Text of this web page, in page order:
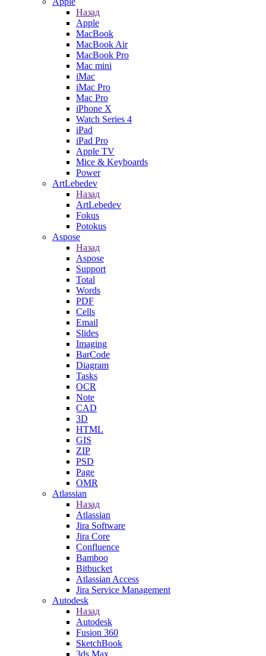
Назад
Apple
MacBook
MacBook Air
MacBook Pro
Mac mini
iMac
iMac Pro
Mac Pro
iPhone X
Watch Series 4
iPad
iPad Pro
Apple TV
Mice & Keyboards
Power
ArtLebedev
Назад
ArtLebedev
Fokus
Potokus
Aspose
Назад
Aspose
Support
Total
Words
PDF
Cells
Email
Slides
Imaging
BarCode
Diagram
Tasks
OCR
Note
CAD
3D
HTML
GIS
ZIP
PSD
Page
OMR
Atlassian
Назад
Atlassian
Jira Software
Jira Core
Confluence
Bamboo
Bitbucket
Atlassian Access
Jira Service Management
Autodesk
Назад
Autodesk
Fusion 360
SketchBook
3ds Max